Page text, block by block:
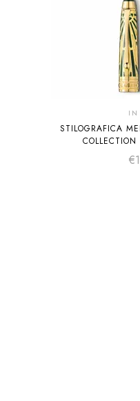
IN
STILOGRAFICA
€